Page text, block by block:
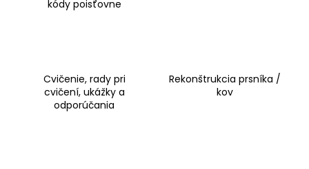
kódy poisťovne
Cvičenie, rady pri
cvičení, ukážky a
odporúčania
Rekonštrukcia prsníka /
kov